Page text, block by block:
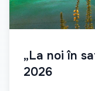
„La noi în
2026